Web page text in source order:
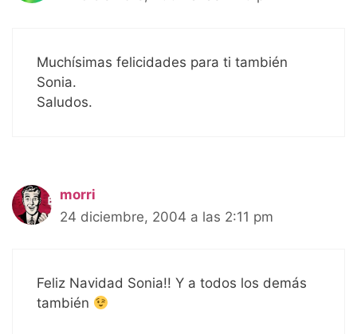
Muchísimas felicidades para ti también
Sonia.
Saludos.
morri
24 diciembre, 2004 a las 2:11 pm
Feliz Navidad Sonia!! Y a todos los demás
también